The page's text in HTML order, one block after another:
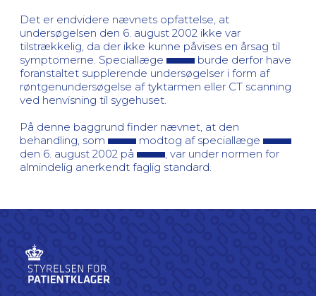
Det er endvidere nævnets opfattelse, at
undersøgelsen den 6. august 2002 ikke var
tilstrækkelig, da der ikke kunne påvises en årsag til
symptomerne. Speciallæge
burde derfor have
foranstaltet supplerende undersøgelser i form af
røntgenundersøgelse af tyktarmen eller CT scanning
ved henvisning til sygehuset.
På denne baggrund finder nævnet, at den
behandling, som
modtog af speciallæge
den 6. august 2002 på
, var under normen for
almindelig anerkendt faglig standard.